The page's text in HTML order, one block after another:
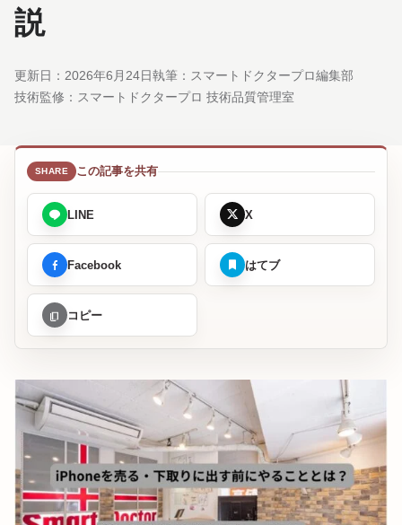
説
更新日： 2026年6月24日執筆：スマートドクタープロ編集部
技術監修： スマートドクタープロ 技術品質管理室
この記事を共有
LINE X
Facebook はてブ
コピー